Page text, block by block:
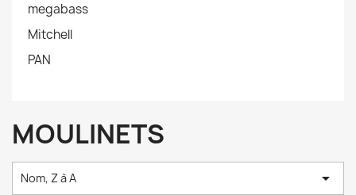
megabass
Mitchell
PAN
MOULINETS
Nom, Z à A 